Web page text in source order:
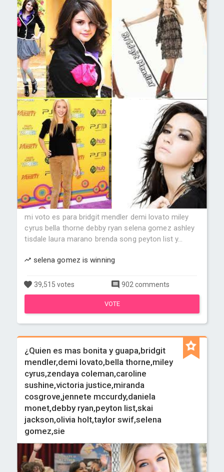
mi voto es para bridgit mendler demi lovato miley
cyrus bella thorne debby ryan selena gomez ashley
tisdale laura marano brenda song peyton list y...
selena gomez is winning
39,515 votes 902 comments
VOTE
¿Quien es mas bonita y guapa,bridgit
mendler,demi lovato,bella thorne,miley
cyrus,zendaya coleman,caroline
sushine,victoria justice,miranda
cosgrove,jennete mccurdy,daniela
monet,debby ryan,peyton list,skai
jackson,olivia holt,taylor swif,selena
gomez,sie